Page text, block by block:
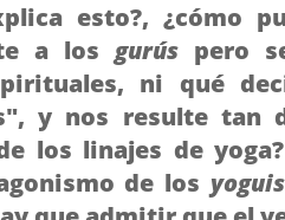
esto?, ¿cómo
a los gurús pero
ni qué
y nos resulte tan
los linajes de
de los yoguis